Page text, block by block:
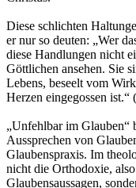
Diese schlichten
er nur so deuten: „Wer
diese Handlungen nicht
Göttlichen ansehen. Sie
Lebens, beseelt vom
Herzen eingegossen
„Unfehlbar im Glauben“
Aussprechen von
Glaubenspraxis. Im
nicht die Orthodoxie,
Glaubensaussagen,